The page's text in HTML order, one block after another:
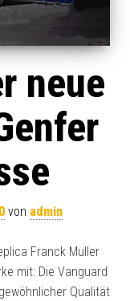
neue
von admin
Franck Muller
mit: Die Vanguard
Qualität